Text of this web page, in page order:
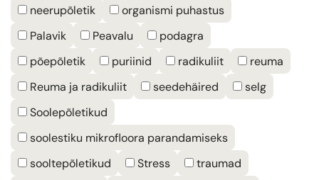
neerupõletik
organismi puhastus
Palavik
Peavalu
podagra
põepõletik
puriinid radikuliit
reuma
Reuma ja radikuliit
seedehäired
selg
Soolepõletikud
soolestiku mikrofloora parandamiseks
sooltepõletikud
Stress
traumad